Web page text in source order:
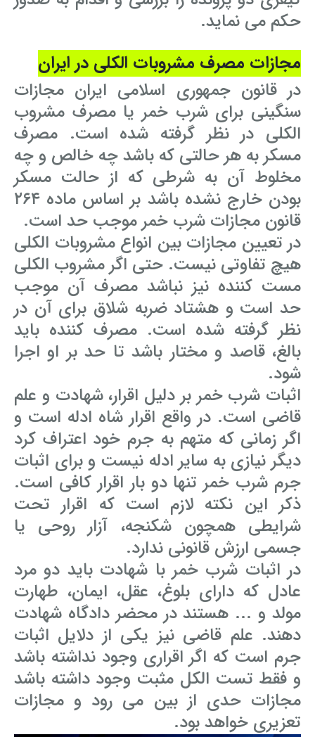
حکم می نماید.
مجازات مصرف مشروبات الکلی در ایران
در قانون جمهوری اسلامی ایران مجازات
سنگینی برای شرب خمر یا مصرف مشروب
الکلی در نظر گرفته شده است. مصرف
مسکر به هر حالتی که باشد چه خالص و چه
مخلوط آن به شرطی که از حالت مسکر
بودن خارج نشده باشد بر اساس ماده ۲۶۴
قانون مجازات شرب خمر موجب حد است.
در تعیین مجازات بین انواع مشروبات الکلی
هیچ تفاوتی نیست. حتی اگر مشروب الکلی
مست کننده نیز نباشد مصرف آن موجب
حد است و هشتاد ضربه شلاق برای آن در
نظر گرفته شده است. مصرف کننده باید
بالغ، قاصد و مختار باشد تا حد بر او اجرا
شود.
اثبات شرب خمر بر دلیل اقرار، شهادت و علم
قاضی است. در واقع اقرار شاه ادله است و
اگر زمانی که متهم به جرم خود اعتراف کرد
دیگر نیازی به سایر ادله نیست و برای اثبات
جرم شرب خمر تنها دو بار اقرار کافی است.
ذکر این نکته لازم است که اقرار تحت
شرایطی همچون شکنجه، آزار روحی یا
جسمی ارزش قانونی ندارد.
در اثبات شرب خمر با شهادت باید دو مرد
عادل که دارای بلوغ، عقل، ایمان، طهارت
مولد و ... هستند در محضر دادگاه شهادت
دهند. علم قاضی نیز یکی از دلایل اثبات
جرم است که اگر اقراری وجود نداشته باشد
و فقط تست الکل مثبت وجود داشته باشد
مجازات حدی از بین می رود و مجازات
تعزیری خواهد بود.